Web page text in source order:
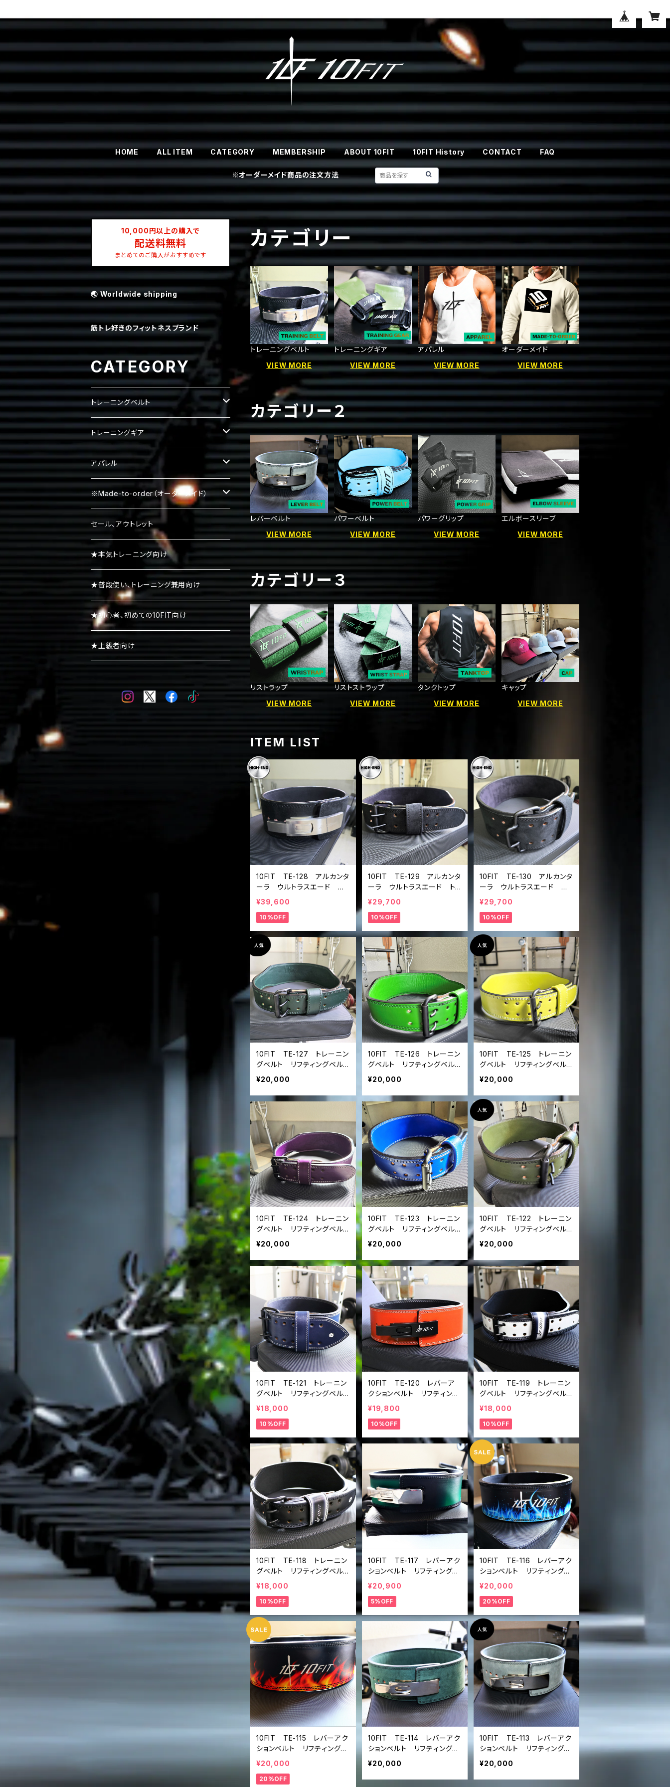
HOME ALL ITEM CATEGORY MEMBERSHIP ABOUT 10FIT 10FIT History CONTACT FAQ
※オーダーメイド商品の注文方法
カテゴリー
トレーニングベルト
VIEW MORE
トレーニングギア
VIEW MORE
アパレル
VIEW MORE
オーダーメイド
VIEW MORE
カテゴリー２
レバーベルト
VIEW MORE
パワーベルト
VIEW MORE
パワーグリップ
VIEW MORE
エルボースリーブ
VIEW MORE
カテゴリー３
リストラップ
VIEW MORE
リストストラップ
VIEW MORE
タンクトップ
VIEW MORE
キャップ
VIEW MORE
ITEM LIST
10FIT TE-128 アルカンタ
ーラ ウルトラスエード レ
バーアクションベルト リフテ
ィングベルト パワーベル
ト ウルトラスエード 黒 Ult
er belt lever belt
¥39,600
10%OFF
10FIT TE-129 アルカンタ
ーラ ウルトラスエード ト
レーニングベルト リフティン
グベルト パワーベルト 黒
lifting belt power belt
¥29,700
10%OFF
10FIT TE-130 アルカンタ
ーラ ウルトラスエード フ
ックバックルベルト トレーニ
ングベルト リフティングベル
ト パワーベルト 黒 lifting
¥29,700
10%OFF
10FIT TE-127 トレーニン
グベルト リフティングベル
ト パワーベルト レザー
ダークグリーン lifting belt
power belt
¥20,000
10FIT TE-126 トレーニン
グベルト リフティングベル
ト パワーベルト レザー
グリーン lifting belt pow
er belt
¥20,000
10FIT TE-125 トレーニン
グベルト リフティングベル
ト パワーベルト レザー
黄色 ライムグリーン lift
ing belt power belt
¥20,000
10FIT TE-124 トレーニン
グベルト リフティングベル
ト パワーベルト レザー
パープル lifting belt po
wer belt
¥20,000
10FIT TE-123 トレーニン
グベルト リフティングベル
ト パワーベルト レザー
ブルー 青 lifting belt p
ower belt
¥20,000
10FIT TE-122 トレーニン
グベルト リフティングベル
ト パワーベルト レザー
アーミーグリーン カーキ l
ifting belt power belt
¥20,000
10FIT TE-121 トレーニン
グベルト リフティングベル
ト パワーベルト レザー
ネイビー 紺 lifting belt
power belt
¥18,000
10%OFF
10FIT TE-120 レバーア
クションベルト リフティング
ベルト パワーベルト ライ
トブラウン レザー lifting
belt power belt lever
¥19,800
10%OFF
10FIT TE-119 トレーニン
グベルト リフティングベル
ト パワーベルト レザー
ホワイト ブラック 白黒 li
fting belt power belt
¥18,000
10%OFF
10FIT TE-118 トレーニン
グベルト リフティングベル
ト パワーベルト レザー
ブラック ホワイト 黒白 li
fting belt power belt
¥18,000
10%OFF
10FIT TE-117 レバーアク
ションベルト リフティングベ
ルト パワーベルト ダーク
グリーン レザー lifting b
elt power belt lever b
¥20,900
5%OFF
10FIT TE-116 レバーアク
ションベルト リフティングベ
ルト パワーベルト ブラッ
ク 青炎 レザー lifting b
elt power belt lever b
¥20,000
20%OFF
10FIT TE-115 レバーアク
ションベルト リフティングベ
ルト パワーベルト ブラッ
ク 赤炎 レザー lifting b
elt power belt lever b
¥20,000
20%OFF
10FIT TE-114 レバーアク
ションベルト リフティングベ
ルト パワーベルト グリー
ン スエード lifting belt
power belt lever belt
¥20,000
10FIT TE-113 レバーアク
ションベルト リフティングベ
ルト パワーベルト グレ
ー スエード lifting belt
power belt lever belt
¥20,000
10,000円以上の購入で
配送料無料
まとめてのご購入がおすすめです
🌏 Worldwide shipping
筋トレ好きのフィットネスブランド
CATEGORY
トレーニングベルト
レバーベルト
パワーベルト
トレーニングギア
パワーグリップ
エルボースリーブ
ニースリーブ
ニーラップ
リストラップ
リストストラップ
アパレル
タンクトップ
Ｔシャツ
ハーフパンツ
キャップ
※Made-to-order（オーダーメイド）
Tシャツ
タンクトップ
ロンＴ
パーカー
スエット・トレーナー
セール、アウトレット
★本気トレーニング向け
★普段使い、トレーニング兼用向け
★初心者、初めての10FIT向け
★上級者向け